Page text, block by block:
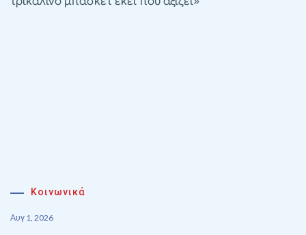
Κοινωνικά
Αυγ 1, 2026